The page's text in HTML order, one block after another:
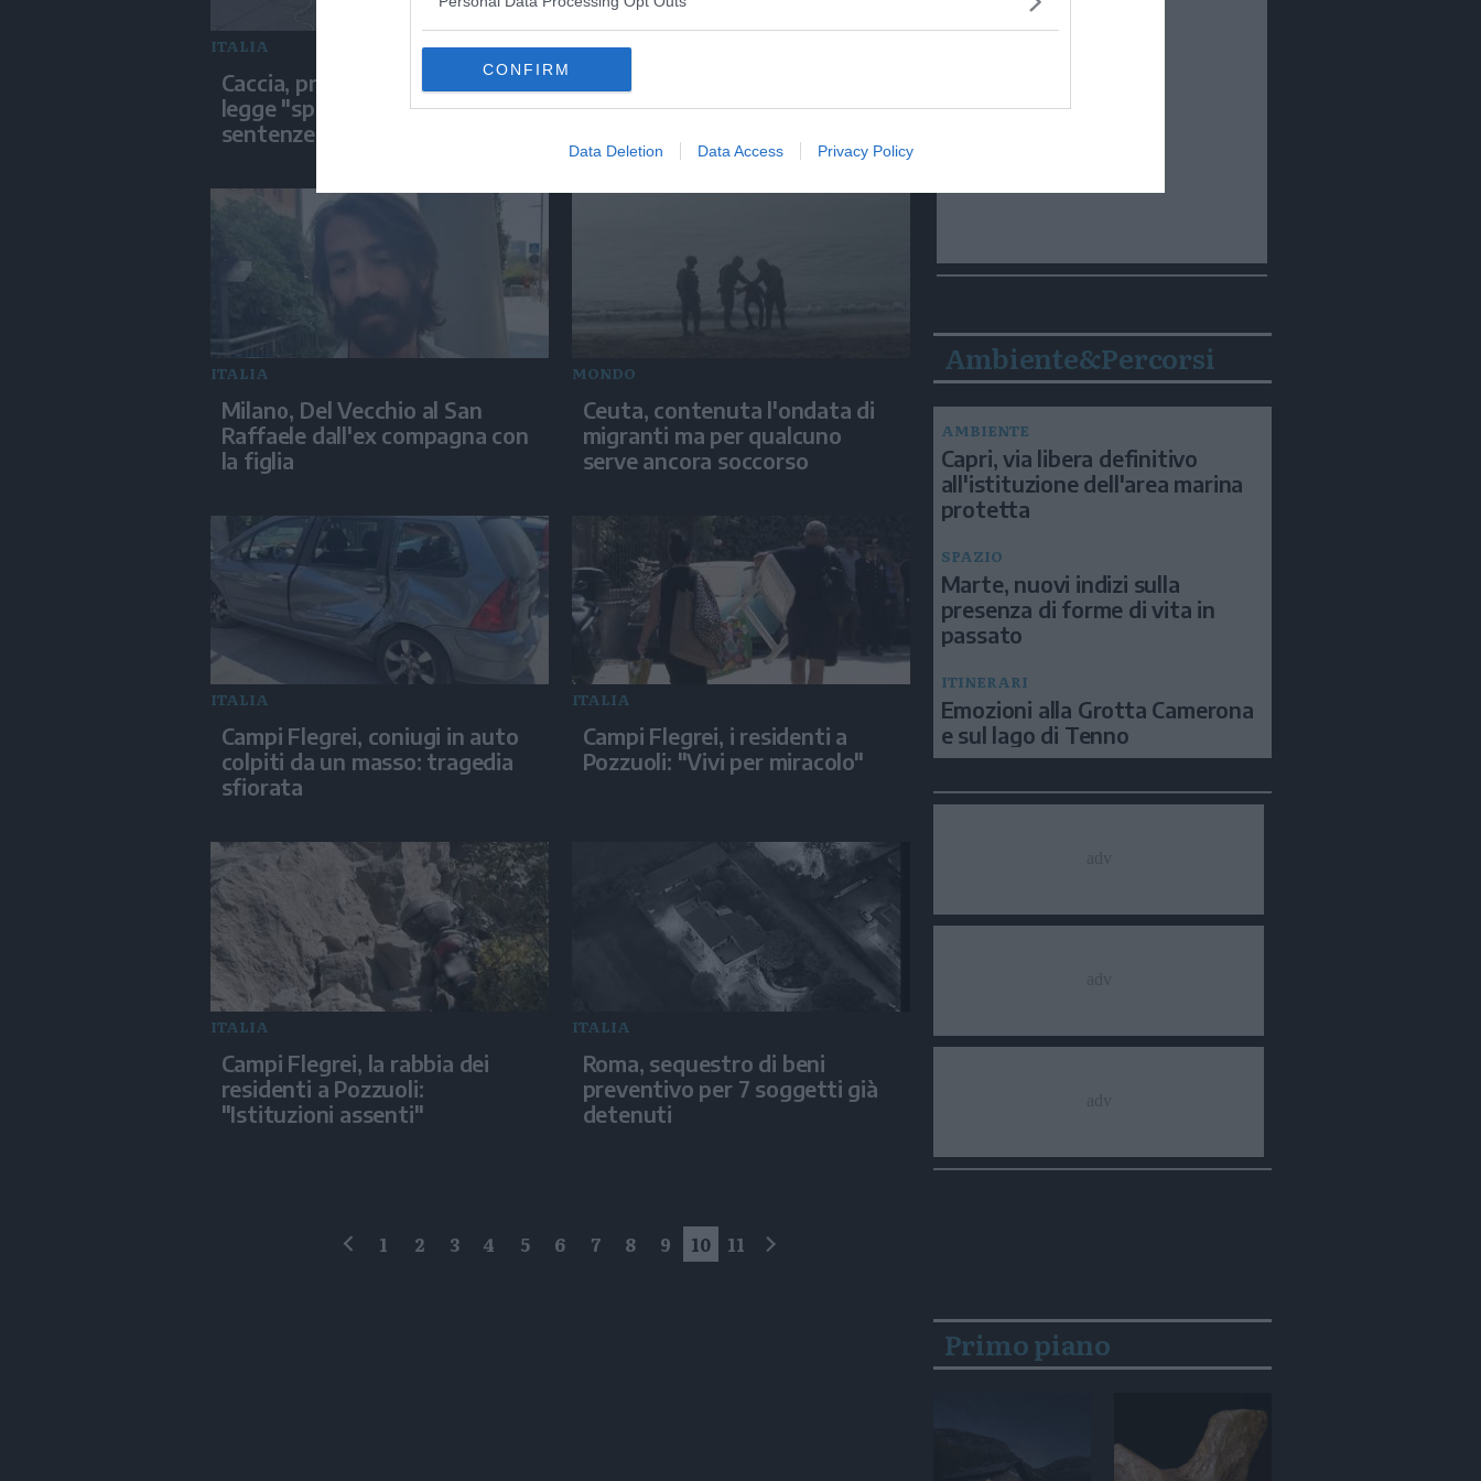
CONFIRM
Data Deletion Data Access Privacy Policy
ITALIA
Caccia, protesta contro la
legge "spara-tutto": "No alle
sentenze di morte"
MONDO
Ucraina, migliaia in piazza per
chiedere il reintegro di Fedorov
ITALIA
Milano, Del Vecchio al San
Raffaele dall'ex compagna con
la figlia
MONDO
Ceuta, contenuta l'ondata di
migranti ma per qualcuno
serve ancora soccorso
ITALIA
Campi Flegrei, coniugi in auto
colpiti da un masso: tragedia
sfiorata
ITALIA
Campi Flegrei, i residenti a
Pozzuoli: "Vivi per miracolo"
ITALIA
Campi Flegrei, la rabbia dei
residenti a Pozzuoli:
"Istituzioni assenti"
ITALIA
Roma, sequestro di beni
preventivo per 7 soggetti già
detenuti
1 2 3 4 5 6 7 8 9 10 11
Ambiente&Percorsi
AMBIENTE
Capri, via libera definitivo
all'istituzione dell'area marina
protetta
SPAZIO
Marte, nuovi indizi sulla
presenza di forme di vita in
passato
ITINERARI
Emozioni alla Grotta Camerona
e sul lago di Tenno
Primo piano